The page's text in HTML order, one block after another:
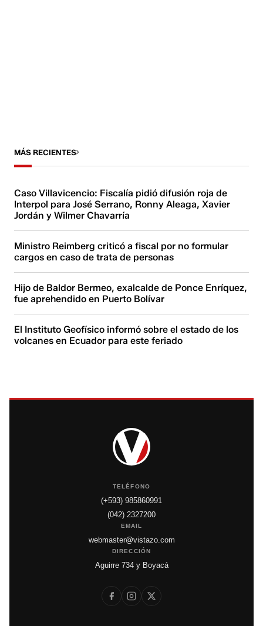
MÁS RECIENTES
Caso Villavicencio: Fiscalía pidió difusión roja de
Interpol para José Serrano, Ronny Aleaga, Xavier
Jordán y Wilmer Chavarría
Ministro Reimberg criticó a fiscal por no formular
cargos en caso de trata de personas
Hijo de Baldor Bermeo, exalcalde de Ponce Enríquez,
fue aprehendido en Puerto Bolívar
El Instituto Geofísico informó sobre el estado de los
volcanes en Ecuador para este feriado
TELÉFONO
(+593) 985860991
(042) 2327200
EMAIL
webmaster@vistazo.com
DIRECCIÓN
Aguirre 734 y Boyacá